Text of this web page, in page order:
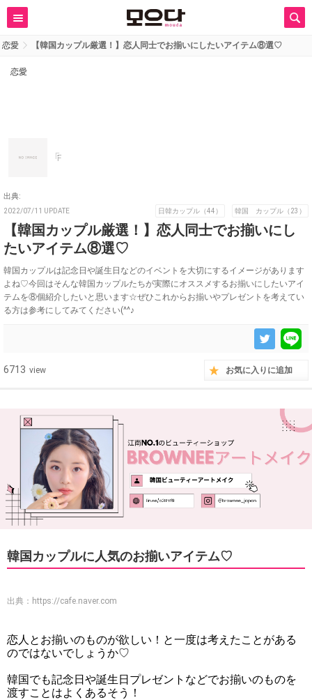
恋愛 【韓国カップル厳選！】恋人同士でお揃いにしたいアイテム⑧選♡
恋愛
F
出典:
2022/07/11 UPDATE 日韓カップル（44） 韓国 カップル（23）
【韓国カップル厳選！】恋人同士でお揃いにし
たいアイテム⑧選♡
韓国カップルは記念日や誕生日などのイベントを大切にするイメージがあります
よね♡今回はそんな韓国カップルたちが実際にオススメするお揃いにしたいアイ
テムを⑧個紹介したいと思います☆ぜひこれからお揃いやプレゼントを考えてい
る方は参考にしてみてください(^^♪
6713 view お気に入りに追加
韓国カップルに人気のお揃いアイテム♡
出典： https://cafe.naver.com
恋人とお揃いのものが欲しい！と一度は考えたことがある
のではないでしょうか♡
韓国でも記念日や誕生日プレゼントなどでお揃いのものを
渡すことはよくあるそう！